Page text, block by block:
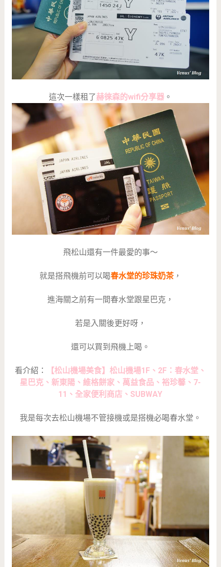
這次一樣租了赫徠森的wifi分享器。
飛松山還有一件最愛的事～
就是搭飛機前可以喝春水堂的珍珠奶茶，
進海關之前有一間春水堂跟星巴克，
若是入關後更好呀，
還可以買到飛機上喝。
看介紹：
【松山機場美食】松山機場1F、2F：春水堂、
星巴克、新東陽、維格餅家、萬益食品、裕珍馨、7-
11、全家便利商店、SUBWAY
我是每次去松山機場不管接機或是搭機必喝春水堂。